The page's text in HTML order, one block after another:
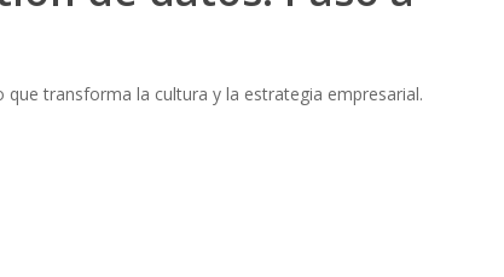
transforma la cultura y la estrategia empresarial.